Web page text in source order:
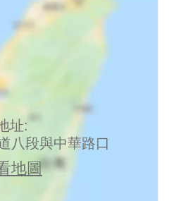
址:
八段與中華路口
地圖